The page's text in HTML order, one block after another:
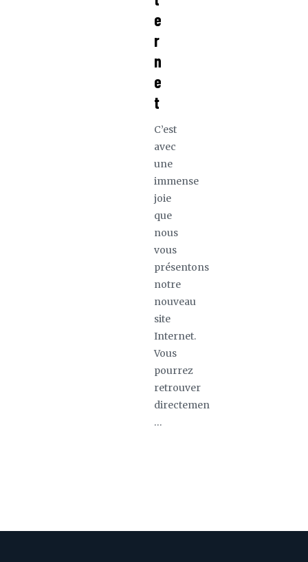
e
r
n
e
t
C’est
avec
une
immense
joie
que
nous
vous
présentons
notre
nouveau
site
Internet.
Vous
pourrez
retrouver
directemen
…